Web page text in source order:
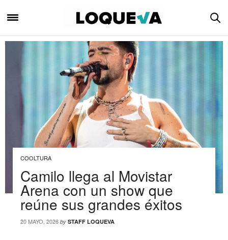
COOLTURA
Camilo llega al Movistar
Arena con un show que
reúne sus grandes éxitos
20 MAYO, 2026 by STAFF LOQUEVA